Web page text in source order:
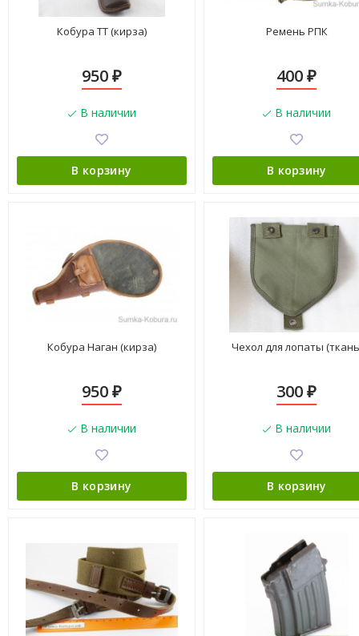
Кобура ТТ (кирза)
950 ₽
В наличии
В корзину
Ремень РПК
400₽
В наличии
В корзину
Кобура Наган (кирза)
950 ₽
В наличии
В корзину
Чехол для лопаты
300₽
В наличии
В корзину